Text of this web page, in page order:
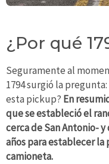
¿Por qué
Seguramente al
1794 surgió la
esta pickup? En
que se estableció el
cerca de San Antonio-
años para establecer
camioneta.